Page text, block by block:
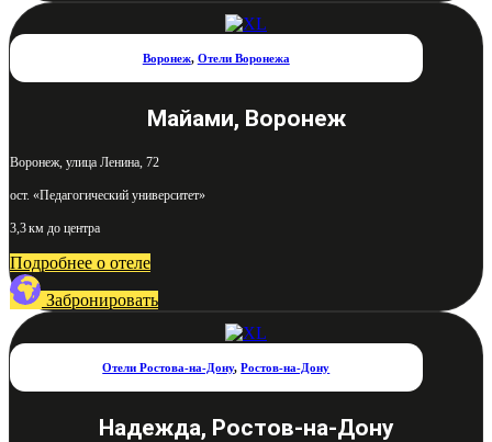
Воронеж, Отели Воронежа
Майами, Воронеж
Воронеж, улица Ленина, 72
ост. «Педагогический университет»
3,3 км до центра
Подробнее о отеле
Забронировать
Отели Ростова-на-Дону,Ростов-на-Дону
Надежда, Ростов-на-Дону